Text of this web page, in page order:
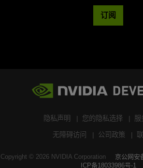
订阅
隐私声明 您的隐私选择
无障碍访问 公司政策
Copyright © 2026NVIDIA Corporation 京公网安
ICP备18033986号-1